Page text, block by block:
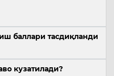
баллари тасдиқланди
кузатилади?